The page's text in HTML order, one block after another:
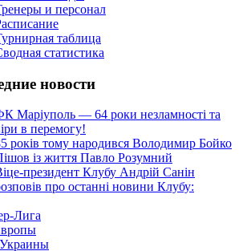
и персонал
таблица
статистика
новости
Маріуполь — 64 роки незламності та
в перемогу!
років тому народився Володимир Бойко
із життя Павло Розумний
президент Клубу Андрій Санін
про останні новини Клубу:
Лига